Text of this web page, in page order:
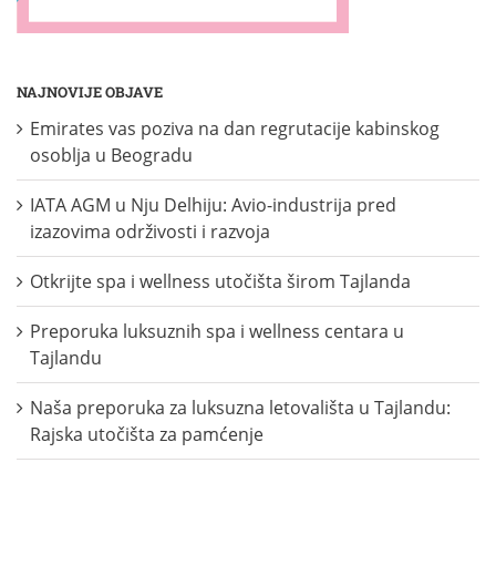
NAJNOVIJE OBJAVE
Emirates vas poziva na dan regrutacije kabinskog
osoblja u Beogradu
IATA AGM u Nju Delhiju: Avio-industrija pred
izazovima održivosti i razvoja
Otkrijte spa i wellness utočišta širom Tajlanda
Preporuka luksuznih spa i wellness centara u
Tajlandu
Naša preporuka za luksuzna letovališta u Tajlandu:
Rajska utočišta za pamćenje